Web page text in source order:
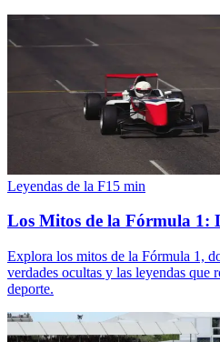
Leyendas de la F1 5 min
Los Mitos de la Fórmula 1:
Explora los mitos de la Fórmula 1,
verdades ocultas y las leyendas que
deporte.